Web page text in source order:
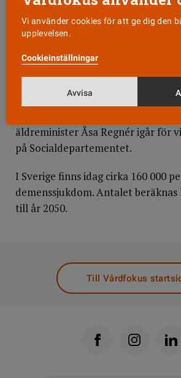
Personalförsörjningen lyfts också
viktigt område och det behövs en
Utredningen och förslagen har
äldreminister Åsa Regnér igår för
på Socialdepartementet.
I Sverige finns idag cirka 160 000
demenssjukdom. Antalet
till år 2050.
Till Vårdfokus
Vi använder cookies för att ge dig den
upplevelsen.
Cookieinställningar
Avvisa